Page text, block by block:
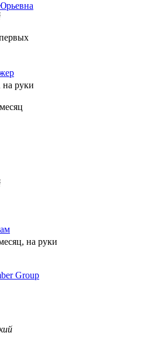
на руки
на руки
Group